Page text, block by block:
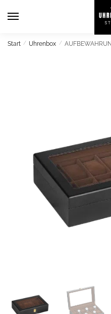
Start / Uhrenbox /